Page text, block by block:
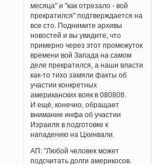
месяца" и "как отрезало - вой
прекратился" подтверждается на
все сто. Поднимите архивы
новостей и вы увидите, что
примерно через этот промежуток
времени вой Запада на самом
деле прекратился, а наши власти
как-то тихо замяли факты об
участии конкретных
американских вояк в 080808.
И ещё, конечно, обращает
внимание инфа об участии
Израиля в подготовке к
нападению на Цхинвали.
АП: "Любой человек может
подсчитать долги америкосов.